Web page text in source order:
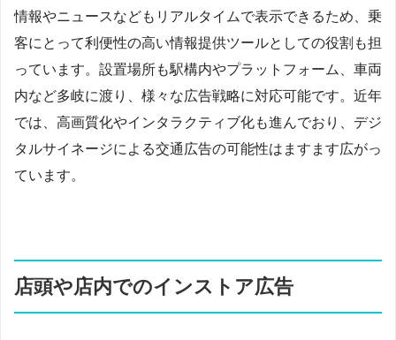
情報やニュースなどもリアルタイムで表示できるため、乗
客にとって利便性の高い情報提供ツールとしての役割も担
っています。設置場所も駅構内やプラットフォーム、車両
内など多岐に渡り、様々な広告戦略に対応可能です。近年
では、高画質化やインタラクティブ化も進んでおり、デジ
タルサイネージによる交通広告の可能性はますます広がっ
ています。
店頭や店内でのインストア広告